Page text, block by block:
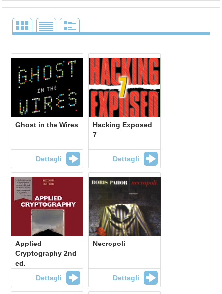
Ghost in the Wires
Dettagli
Hacking Exposed
7
Dettagli
Applied
Cryptography 2nd
ed.
Dettagli
Necropoli
Dettagli